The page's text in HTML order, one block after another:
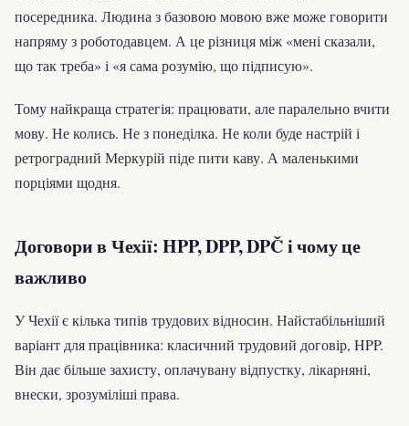
посередника. Людина з базовою мовою вже може говорити
напряму з роботодавцем. А це різниця між «мені сказали,
що так треба» і «я сама розумію, що підписую».
Тому найкраща стратегія: працювати, але паралельно вчити
мову. Не колись. Не з понеділка. Не коли буде настрій і
ретроградний Меркурій піде пити каву. А маленькими
порціями щодня.
Договори в Чехії: HPP, DPP, DPČ і чому це
важливо
У Чехії є кілька типів трудових відносин. Найстабільніший
варіант для працівника: класичний трудовий договір, HPP.
Він дає більше захисту, оплачувану відпустку, лікарняні,
внески, зрозуміліші права.